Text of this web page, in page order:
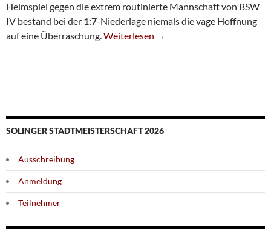
Heimspiel gegen die extrem routinierte Mannschaft von BSW
IV bestand bei der 1:7-Niederlage niemals die vage Hoffnung
auf eine Überraschung.Siebte Chancenlos Gegen BSW IV
Weiterlesen →
SOLINGER STADTMEISTERSCHAFT 2026
Ausschreibung
Anmeldung
Teilnehmer